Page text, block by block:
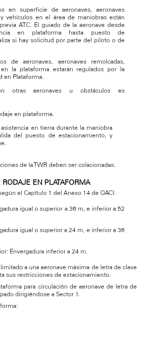
en superficie de aeronaves, aeronaves
vehículos en el área de maniobras están
ATC. El guiado de la aeronave desde
en plataforma hasta puesto de
si hay solicitud por parte del piloto o de
de aeronaves, aeronaves remolcadas,
la plataforma estarán regulados por la
en Plataforma.
otras aeronaves u obstáculos es
en plataforma.
en tierra durante la maniobra
del puesto de estacionamiento, y
de la TWR deben ser colacionadas.
EN PLATAFORMA
el Capítulo 1 del Anexo 14 de OACI:
igual o superior a 36 m, e inferior a 52
igual o superior a 24 m, e inferior a 36
Envergadura inferior a 24 m.
a una aeronave máxima de letra de clave
sus restricciones de estacionamiento.
para circulación de aeronave de letra de
dirigiéndose a Sector 1.